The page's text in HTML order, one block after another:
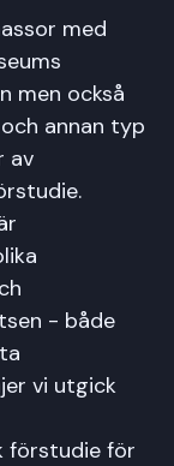
med
men också
annan typ
av
- både
vi utgick
förstudie för